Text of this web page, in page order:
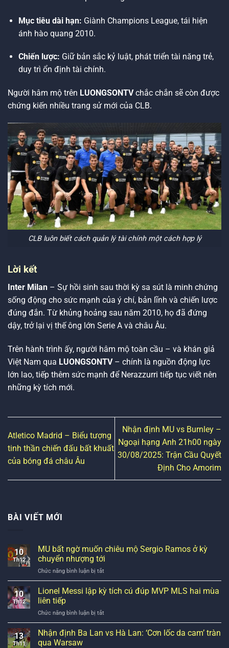
Mục tiêu dài hạn: Giành Champions League, tái hiện
ánh hào quang 2010.
Chiến lược: Giữ bản sắc kỷ luật, phát triển tài năng trẻ,
duy trì ổn định tài chính.
Người hâm mộ trên LUONGSONTVchắc chắn sẽ còn được
chứng kiến nhiều trang sử mới của CLB.
CLB luôn biết cách quản lý tài chính một cách hợp lý
Lời kết
Inter Milan – Sự hồi sinh sau thời kỳ sa sút là minh chứng
sống động cho sức mạnh của ý chí, bản lĩnh và chiến lược
đúng đắn. Từ khủng hoảng sau năm 2010, họ đã đứng
dậy, trở lại vị thế ông lớn Serie A và châu Âu.
Trên hành trình ấy, người hâm mộ toàn cầu – và khán giả
Việt Nam qua LUONGSONTV– chính là nguồn động lực
lớn lao, tiếp thêm sức mạnh để Nerazzurri tiếp tục viết nên
những kỳ tích mới.
Atletico Madrid – Biểu tượng
tinh thần chiến đấu bất khuất
của bóng đá châu Âu
Nhận định MU vs Burnley –
Ngoại hạng Anh 21h00 ngày
30/08/2025: Trận Cầu Quyết
Định Cho Amorim
BÀI VIẾT MỚI
10
Th12
MU bất ngờ muốn chiêu mộ Sergio Ramos ở kỳ
chuyển nhượng tới
Chức năng bình luận bị tắt
bất
ngờ
chiêu
mộ
Sergio
10
Th12
Lionel Messi lập kỳ tích cú đúp MVP MLS hai mùa
liên tiếp
Chức năng bình luận bị tắt
Messi
13
Th11
Nhận định Ba Lan vs Hà Lan: ‘Cơn lốc da cam’ tràn
qua Warsaw